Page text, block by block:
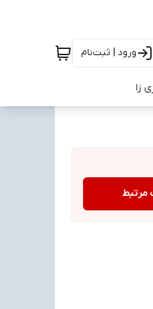
ورود | ثبت‌نام
زا
مرتبط